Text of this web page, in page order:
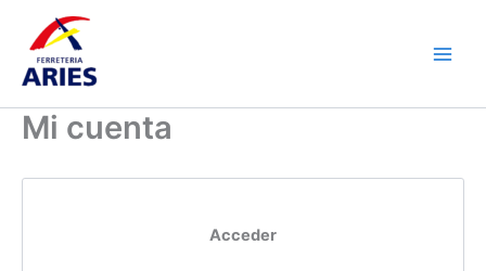
contenido
Mi cuenta
Acceder